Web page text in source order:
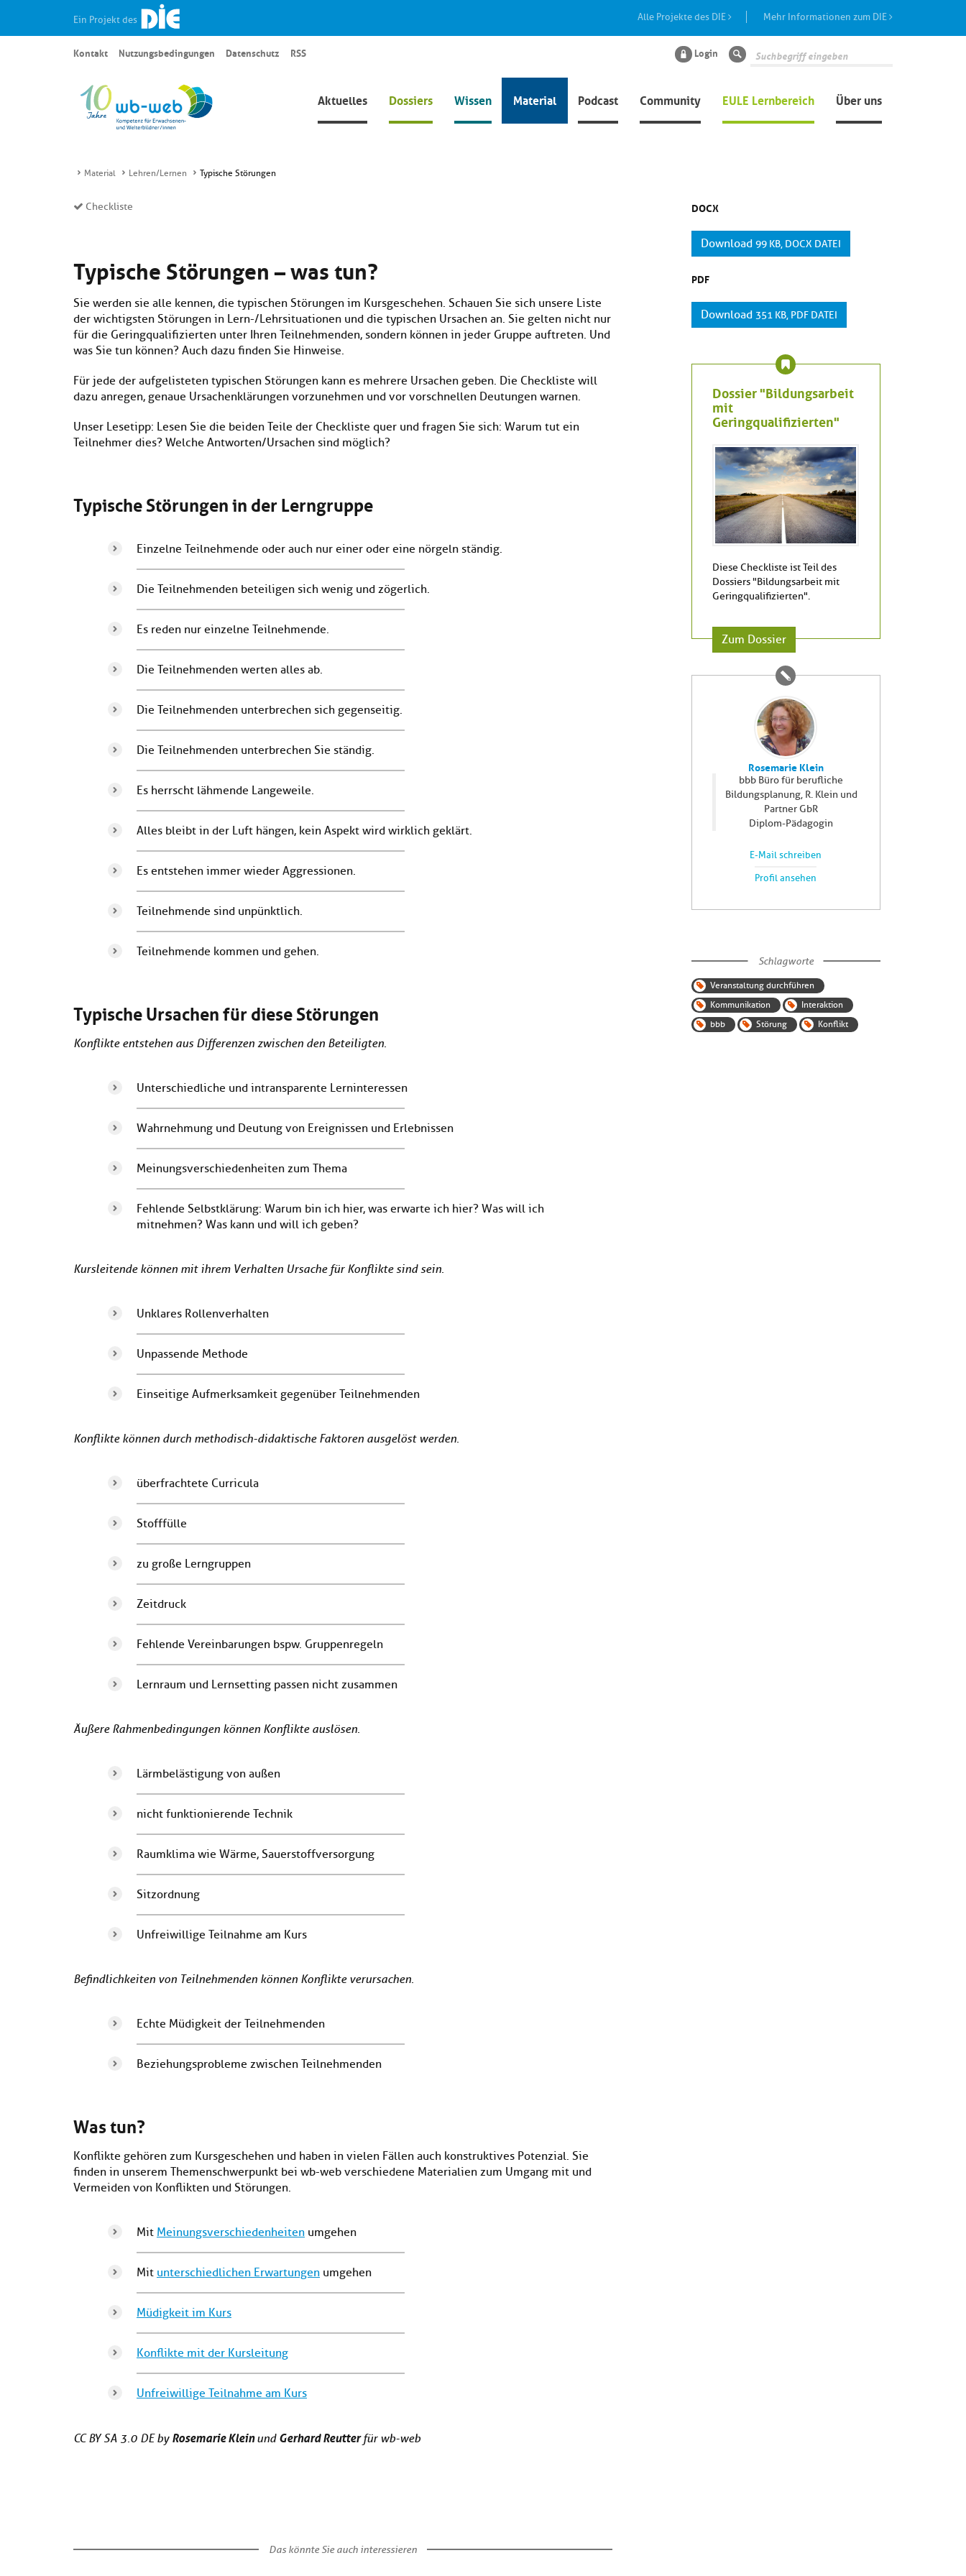
Ein Projekt des Alle Projekte des DIE Mehr Informationen zum DIE
Aktuelles Dossiers Wissen Material Podcast Community EULE Lernbereich Über uns
Kontakt Nutzungsbedingungen Datenschutz RSS Login Suche
Material Lehren/Lernen Typische Störungen
Checkliste
Typische Störungen – was tun?
Sie werden sie alle kennen, die typischen Störungen im Kursgeschehen. Schauen Sie sich unsere Liste
der wichtigsten Störungen in Lern-/Lehrsituationen und die typischen Ursachen an. Sie gelten nicht nur
für die Geringqualifizierten unter Ihren Teilnehmenden, sondern können in jeder Gruppe auftreten. Und
was Sie tun können? Auch dazu finden Sie Hinweise.
Für jede der aufgelisteten typischen Störungen kann es mehrere Ursachen geben. Die Checkliste will
dazu anregen, genaue Ursachenklärungen vorzunehmen und vor vorschnellen Deutungen warnen.
Unser Lesetipp: Lesen Sie die beiden Teile der Checkliste quer und fragen Sie sich: Warum tut ein
Teilnehmer dies? Welche Antworten/Ursachen sind möglich?
Typische Störungen in der Lerngruppe
Einzelne Teilnehmende oder auch nur einer oder eine nörgeln ständig.
Die Teilnehmenden beteiligen sich wenig und zögerlich.
Es reden nur einzelne Teilnehmende.
Die Teilnehmenden werten alles ab.
Die Teilnehmenden unterbrechen sich gegenseitig.
Die Teilnehmenden unterbrechen Sie ständig.
Es herrscht lähmende Langeweile.
Alles bleibt in der Luft hängen, kein Aspekt wird wirklich geklärt.
Es entstehen immer wieder Aggressionen.
Teilnehmende sind unpünktlich.
Teilnehmende kommen und gehen.
Typische Ursachen für diese Störungen
Konflikte entstehen aus Differenzen zwischen den Beteiligten.
Unterschiedliche und intransparente Lerninteressen
Wahrnehmung und Deutung von Ereignissen und Erlebnissen
Meinungsverschiedenheiten zum Thema
Fehlende Selbstklärung: Warum bin ich hier, was erwarte ich hier? Was will ich
mitnehmen? Was kann und will ich geben?
Kursleitende können mit ihrem Verhalten Ursache für Konflikte sind sein.
Unklares Rollenverhalten
Unpassende Methode
Einseitige Aufmerksamkeit gegenüber Teilnehmenden
Konflikte können durch methodisch-didaktische Faktoren ausgelöst werden.
überfrachtete Curricula
Stofffülle
zu große Lerngruppen
Zeitdruck
Fehlende Vereinbarungen bspw. Gruppenregeln
Lernraum und Lernsetting passen nicht zusammen
Äußere Rahmenbedingungen können Konflikte auslösen.
Lärmbelästigung von außen
nicht funktionierende Technik
Raumklima wie Wärme, Sauerstoffversorgung
Sitzordnung
Unfreiwillige Teilnahme am Kurs
Befindlichkeiten von Teilnehmenden können Konflikte verursachen.
Echte Müdigkeit der Teilnehmenden
Beziehungsprobleme zwischen Teilnehmenden
Was tun?
Konflikte gehören zum Kursgeschehen und haben in vielen Fällen auch konstruktives Potenzial. Sie
finden in unserem Themenschwerpunkt bei wb-web verschiedene Materialien zum Umgang mit und
Vermeiden von Konflikten und Störungen.
Mit Meinungsverschiedenheiten umgehen
Mit unterschiedlichen Erwartungen umgehen
Müdigkeit im Kurs
Konflikte mit der Kursleitung
Unfreiwillige Teilnahme am Kurs
CC BY SA 3.0 DE by Rosemarie Kleinund Gerhard Reutterfür wb-web
Das könnte Sie auch interessieren
DOCX
Download 99 KB, DOCX DATEI
PDF
Download 351 KB, PDF DATEI
Dossier "Bildungsarbeit
mit
Geringqualifizierten"
Diese Checkliste ist Teil des
Dossiers "Bildungsarbeit mit
Geringqualifizierten".
Zum Dossier
Rosemarie Klein
bbb Büro für berufliche
Bildungsplanung, R. Klein und
Partner GbR
Diplom-Pädagogin
E-Mail schreiben
Profil ansehen
Schlagworte
Veranstaltung durchführen
Kommunikation
Interaktion
bbb
Störung Konflikt